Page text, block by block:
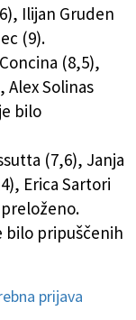
Ilijan Gruden
(9).
(8,5),
Alex Solinas
bilo
(7,6), Janja
Erica Sartori
bilo pripuščenih
prijava